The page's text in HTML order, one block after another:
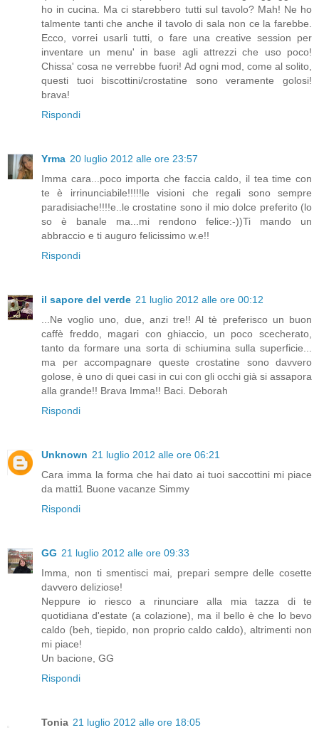
ho in cucina. Ma ci starebbero tutti sul tavolo? Mah! Ne ho
talmente tanti che anche il tavolo di sala non ce la farebbe.
Ecco, vorrei usarli tutti, o fare una creative session per
inventare un menu' in base agli attrezzi che uso poco!
Chissa' cosa ne verrebbe fuori! Ad ogni mod, come al solito,
questi tuoi biscottini/crostatine sono veramente golosi!
brava!
Rispondi
Yrma 20 luglio 2012 alle ore 23:57
Imma cara...poco importa che faccia caldo, il tea time con
te è irrinunciabile!!!!!le visioni che regali sono sempre
paradisiache!!!!e..le crostatine sono il mio dolce preferito (lo
so è banale ma...mi rendono felice:-))Ti mando un
abbraccio e ti auguro felicissimo w.e!!
Rispondi
il sapore del verde 21 luglio 2012 alle ore 00:12
...Ne voglio uno, due, anzi tre!! Al tè preferisco un buon
caffè freddo, magari con ghiaccio, un poco scecherato,
tanto da formare una sorta di schiumina sulla superficie...
ma per accompagnare queste crostatine sono davvero
golose, è uno di quei casi in cui con gli occhi già si assapora
alla grande!! Brava Imma!! Baci. Deborah
Rispondi
Unknown 21 luglio 2012 alle ore 06:21
Cara imma la forma che hai dato ai tuoi saccottini mi piace
da matti1 Buone vacanze Simmy
Rispondi
GG 21 luglio 2012 alle ore 09:33
Imma, non ti smentisci mai, prepari sempre delle cosette
davvero deliziose!
Neppure io riesco a rinunciare alla mia tazza di te
quotidiana d'estate (a colazione), ma il bello è che lo bevo
caldo (beh, tiepido, non proprio caldo caldo), altrimenti non
mi piace!
Un bacione, GG
Rispondi
Tonia 21 luglio 2012 alle ore 18:05